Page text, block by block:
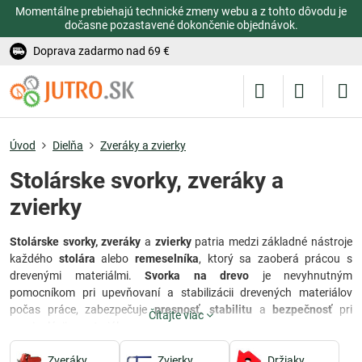
Momentálne prebiehajú technické zmeny webu a z tohto dôvodu je
dočasne pozastavené dokončenie objednávok.
Doprava zadarmo nad 69 €
Úvod Dielňa Zveráky a zvierky
Stolárske svorky, zveráky a
zvierky
Stolárske svorky, zveráky a zvierkypatria medzi základné nástroje
každého stolára alebo remeselníka, ktorý sa zaoberá prácou s
drevenými materiálmi. Svorka na drevo je nevyhnutným
pomocníkom pri upevňovaní a stabilizácii drevených materiálov
počas práce, zabezpečujepresnosť, stabilitu a bezpečnosťpri
Klasické zveráky
patria medzi najpoužívanejšie nástroje v stolárstve
Čítajte viac